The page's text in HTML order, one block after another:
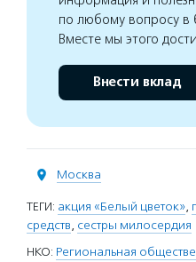
по любому вопросу в
Вместе мы этого
Внести вклад
Москва
ТЕГИ: акция «Белый цветок»,
средств, сестры милосердия
НКО: Региональная